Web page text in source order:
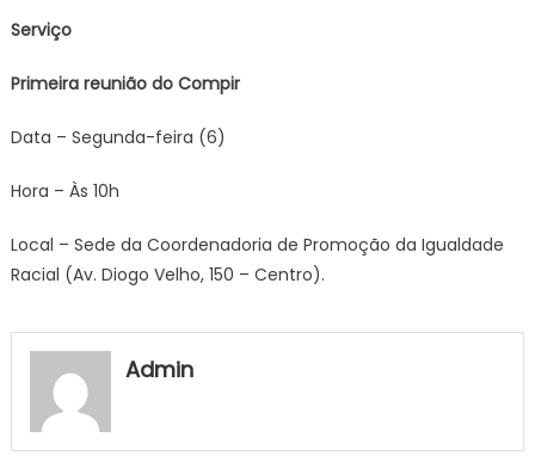
Serviço
Primeira reunião do Compir
Data – Segunda-feira (6)
Hora – Às 10h
Local – Sede da Coordenadoria de Promoção da Igualdade
Racial (Av. Diogo Velho, 150 – Centro).
Admin